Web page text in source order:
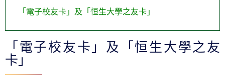
「電子校友卡」及「恒生大學之友卡」
「電子校友卡」及「恒生大學之友
卡」